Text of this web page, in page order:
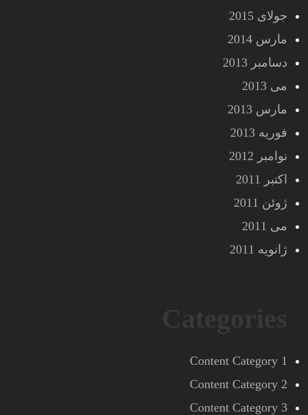
جولای 2015
مارس 2014
دسامبر 2013
می 2013
مارس 2013
فوریه 2013
نوامبر 2012
اکتبر 2011
ژوئن 2011
می 2011
ژانویه 2011
Content Category 1
Content Category 2
Content Category 3